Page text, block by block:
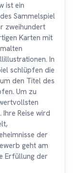
ist ein
Sammelspiel
zweihundert
Karten mit
In
schlüpfen die
den Titel des
Um zu
Reise wird
der
geht am
Erfüllung der